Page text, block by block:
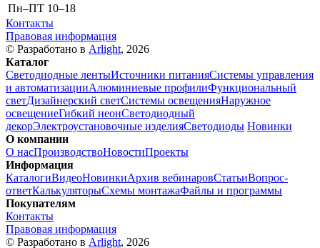
Пн–ПТ 10–18
Контакты
Правовая информация
© Разработано в Arlight, 2026
Каталог
Светодиодные лентыИсточники питанияСистемы управления
и автоматизацииАлюминиевые профилиФункциональный
светДизайнерский светСистемы освещенияНаружное
освещениеГибкий неонСветодиодный
декорЭлектроустановочные изделияСветодиоды Новинки
О компании
О насПроизводствоНовостиПроекты
Информация
КаталогиВидеоНовинкиАрхив вебинаровСтатьиВопрос-
ответКалькуляторыСхемы монтажаФайлы и программы
Покупателям
Контакты
Правовая информация
© Разработано в Arlight, 2026